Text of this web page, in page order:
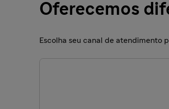
Oferecemos
Escolha seu canal de atendimento